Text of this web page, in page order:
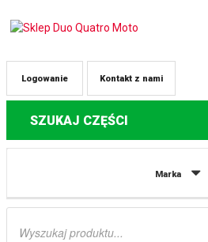
Kontakt z nami
Logowanie
SZUKAJ CZĘŚCI
Marka
Wyszukiwarka
Części do quadów Kawasaki